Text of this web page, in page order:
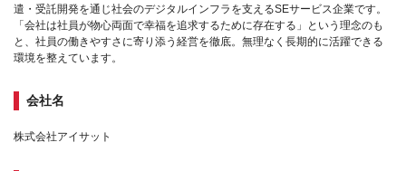
遣・受託開発を通じ社会のデジタルインフラを支えるSEサービス企業です。
「会社は社員が物心両面で幸福を追求するために存在する」という理念のも
と、社員の働きやすさに寄り添う経営を徹底。無理なく長期的に活躍できる
環境を整えています。
会社名
株式会社アイサット